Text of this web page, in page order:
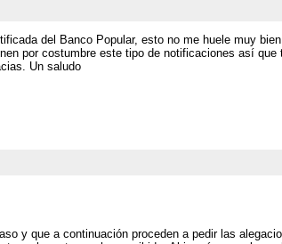
del Banco Popular, esto no me huele muy
por costumbre este tipo de notificaciones así
Un saludo
y que a continuación proceden a pedir las